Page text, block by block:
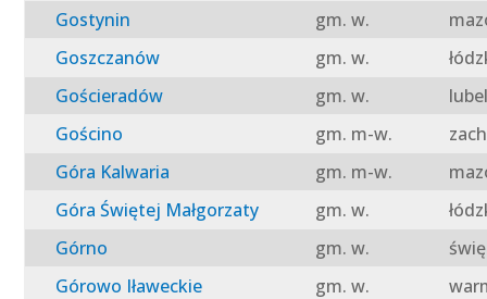
Gostynin
gm. w.
Goszczanów
gm. w.
Gościeradów
gm. w.
Gościno
gm. m-w.
Góra Kalwaria
gm. m-w.
Góra Świętej Małgorzaty
gm. w.
Górno
gm. w.
Górowo Iławeckie
gm. w.